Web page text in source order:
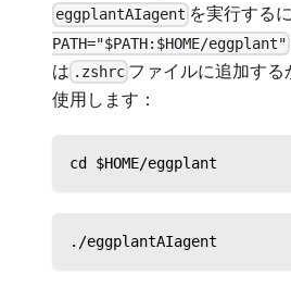
eggplantAIagent を実行する
PATH="$PATH:$HOME/eggplant"
は .zshrc ファイルに追加す
使用します：
cd $HOME/eggplant
./eggplantAIagent